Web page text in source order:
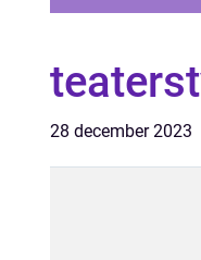
28 december 2023